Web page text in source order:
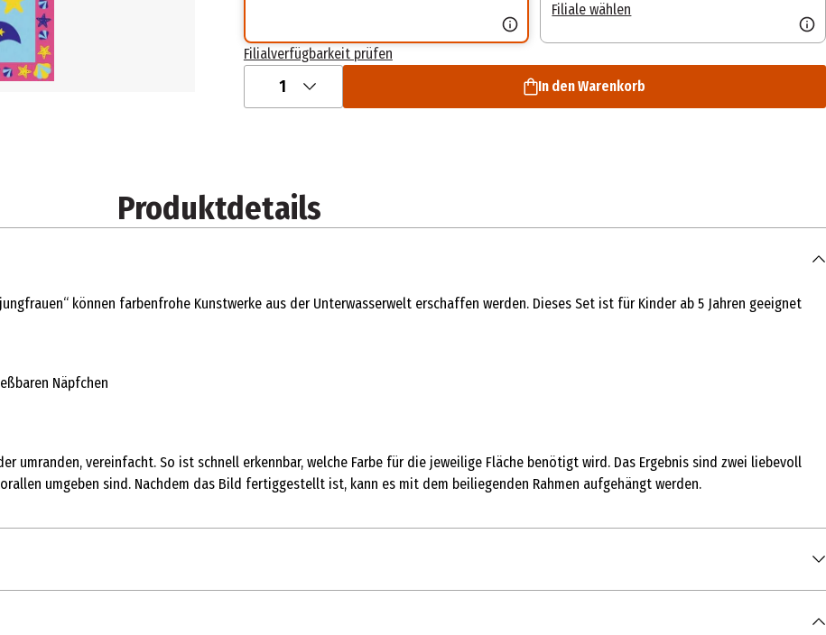
Filiale wählen
Filialverfügbarkeit prüfen
1 In den Warenkorb
Produktdetails
können farbenfrohe Kunstwerke aus der Unterwasserwelt erschaffen werden. Dieses Set ist für Kinder ab 5 Jahren geeignet
Näpfchen
umranden, vereinfacht. So ist schnell erkennbar, welche Farbe für die jeweilige Fläche benötigt wird. Das Ergebnis sind zwei liebevoll
umgeben sind. Nachdem das Bild fertiggestellt ist, kann es mit dem beiliegenden Rahmen aufgehängt werden.